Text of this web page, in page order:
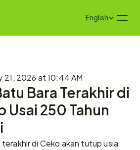
Select Language
English
21, 2026 at 10:44 AM
Bara Terakhir di
Usai 250 Tahun
di Ceko akan tutup usia